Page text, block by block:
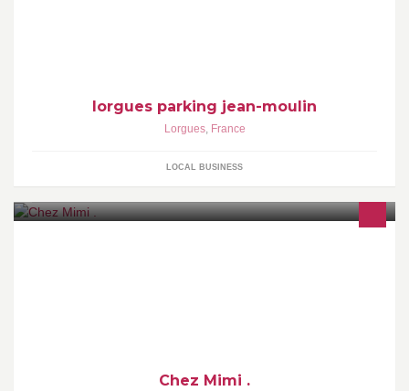
lorgues parking jean-moulin
Lorgues, France
LOCAL BUSINESS
Chez Mimi .